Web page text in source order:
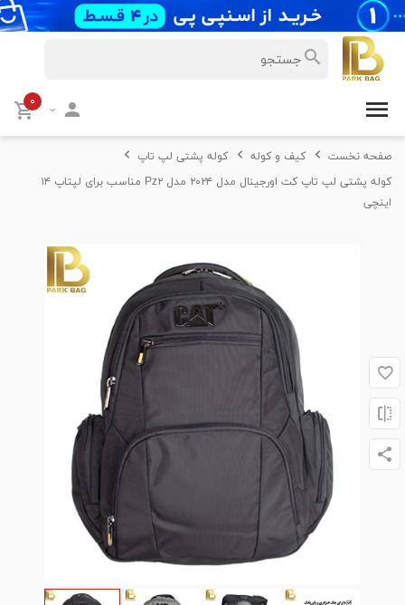
۰
صفحه نخست کیف و کوله
کوله پشتی لپ تاپ
کوله پشتی لپ تاپ کت اورجینال مدل ۲۰۲۴ مدل Pz۲ مناسب برای لپتاپ ۱۴
اینچی